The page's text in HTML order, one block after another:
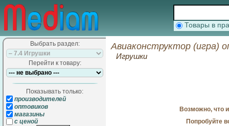
Товары в
Выбрать раздел:
Перейти к товару:
Показывать только:
производителей
оптовиков
магазины
с ценой
Авиаконструктор (игра)
Игрушки
Возможно, что
Попробуйте